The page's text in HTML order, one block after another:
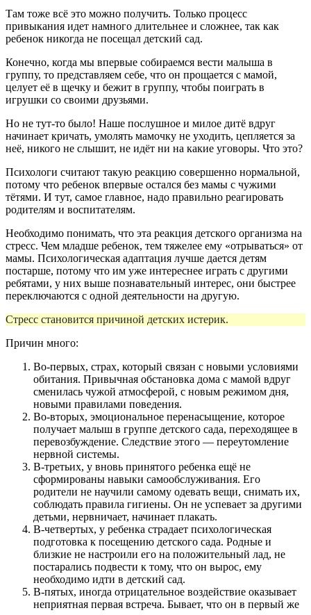
Там тоже всё это можно получить. Только процесс
привыкания идет намного длительнее и сложнее, так как
ребенок никогда не посещал детский сад.
Конечно, когда мы впервые собираемся вести малыша в
группу, то представляем себе, что он прощается с мамой,
целует её в щечку и бежит в группу, чтобы поиграть в
игрушки со своими друзьями.
Но не тут-то было! Наше послушное и милое дитё вдруг
начинает кричать, умолять мамочку не уходить, цепляется за
неё, никого не слышит, не идёт ни на какие уговоры. Что это?
Психологи считают такую реакцию совершенно нормальной,
потому что ребенок впервые остался без мамы с чужими
тётями. И тут, самое главное, надо правильно реагировать
родителям и воспитателям.
Необходимо понимать, что эта реакция детского организма на
стресс. Чем младше ребенок, тем тяжелее ему «отрываться» от
мамы. Психологическая адаптация лучше дается детям
постарше, потому что им уже интереснее играть с другими
ребятами, у них выше познавательный интерес, они быстрее
переключаются с одной деятельности на другую.
Стресс становится причиной детских истерик.
Причин много:
Во-первых, страх, который связан с новыми условиями
обитания. Привычная обстановка дома с мамой вдруг
сменилась чужой атмосферой, с новым режимом дня,
новыми правилами поведения.
Во-вторых, эмоциональное перенасыщение, которое
получает малыш в группе детского сада, переходящее в
перевозбуждение. Следствие этого — переутомление
нервной системы.
В-третьих, у вновь принятого ребенка ещё не
сформированы навыки самообслуживания. Его
родители не научили самому одевать вещи, снимать их,
соблюдать правила гигиены. Он не успевает за другими
детьми, нервничает, начинает плакать.
В-четвертых, у ребенка страдает психологическая
подготовка к посещению детского сада. Родные и
близкие не настроили его на положительный лад, не
постарались подвести к тому, что он вырос, ему
необходимо идти в детский сад.
В-пятых, иногда отрицательное воздействие оказывает
неприятная первая встреча. Бывает, что он в первый же